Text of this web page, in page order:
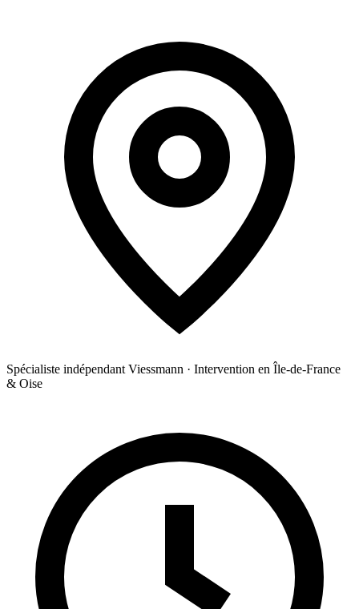
Spécialiste indépendant Viessmann · Intervention en Île-de-France
& Oise